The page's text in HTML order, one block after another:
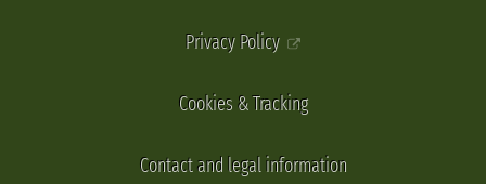
Privacy Policy
Cookies & Tracking
Contact and legal information